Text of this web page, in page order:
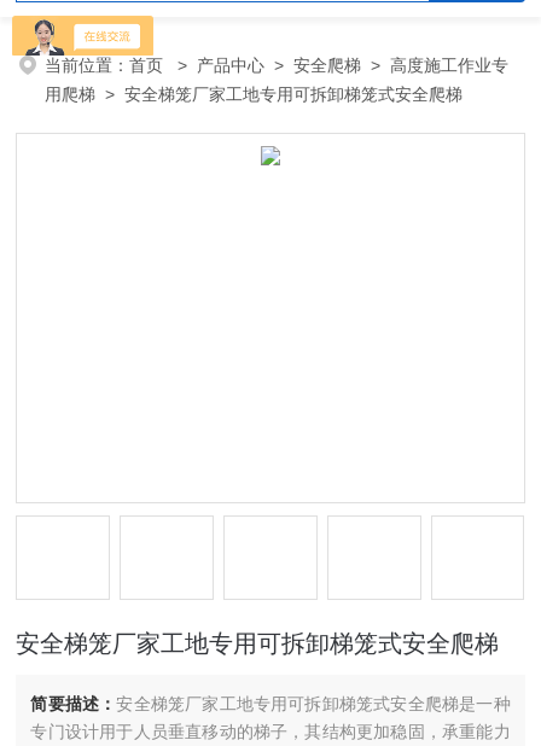
当前位置：首页 > 产品中心 >安全爬梯 >高度施工作业专
用爬梯 > 安全梯笼厂家工地专用可拆卸梯笼式安全爬梯
安全梯笼厂家工地专用可拆卸梯笼式安全爬梯
简要描述：安全梯笼厂家工地专用可拆卸梯笼式安全爬梯是一种
专门设计用于人员垂直移动的梯子，其结构更加稳固，承重能力